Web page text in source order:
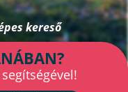
kereső